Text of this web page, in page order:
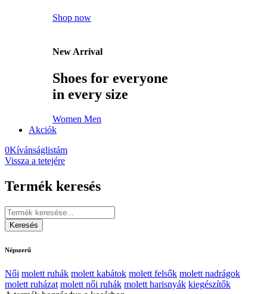
Shop now
New Arrival
Shoes for everyone
in every size
Women Men
Akciók
0Kívánságlistám
Vissza a tetejére
Termék keresés
Népszerű
Női molett ruhák molett kabátok molett felsők molett nadrágok
molett ruházat molett női ruhák molett harisnyák kiegészítők